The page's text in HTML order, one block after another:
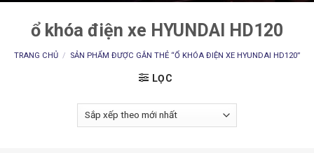
ổ khóa điện xe HYUNDAI HD120
TRANG CHỦ / SẢN PHẨM ĐƯỢC GẮN THẺ “Ổ KHÓA ĐIỆN XE HYUNDAI HD120”
LỌC